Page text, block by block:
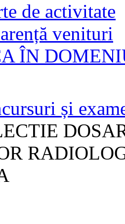
de activitate
venituri
ÎN
și